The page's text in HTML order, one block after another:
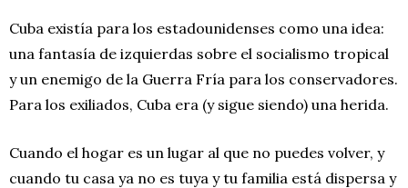
Cuba existía para los estadounidenses como una idea:
una fantasía de izquierdas sobre el socialismo tropical
y un enemigo de la Guerra Fría para los conservadores.
Para los exiliados, Cuba era (y sigue siendo) una herida.
Cuando el hogar es un lugar al que no puedes volver, y
cuando tu casa ya no es tuya y tu familia está dispersa y